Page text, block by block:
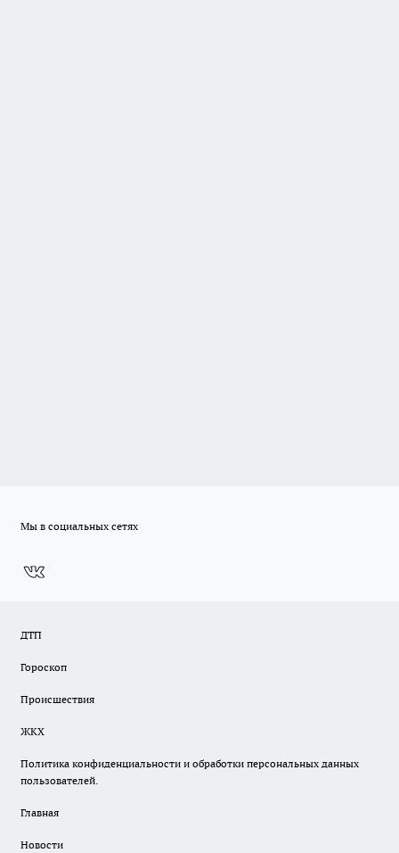
Мы в социальных сетях
ДТП
Гороскоп
Происшествия
ЖКХ
Политика конфиденциальности и обработки персональных данных
пользователей.
Главная
Новости